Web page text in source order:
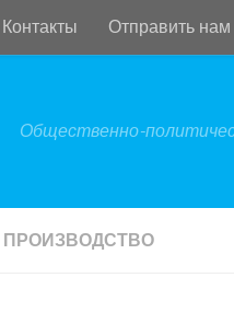
Контакты Отправить
Общественно-
ПРОИЗВОДСТВО